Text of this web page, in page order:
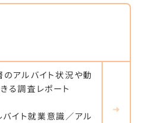
アルバイト状況や動
る調査レポート
イト就業意識／アル